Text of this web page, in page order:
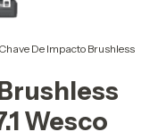
Chave De Impacto Brushless
Wesco